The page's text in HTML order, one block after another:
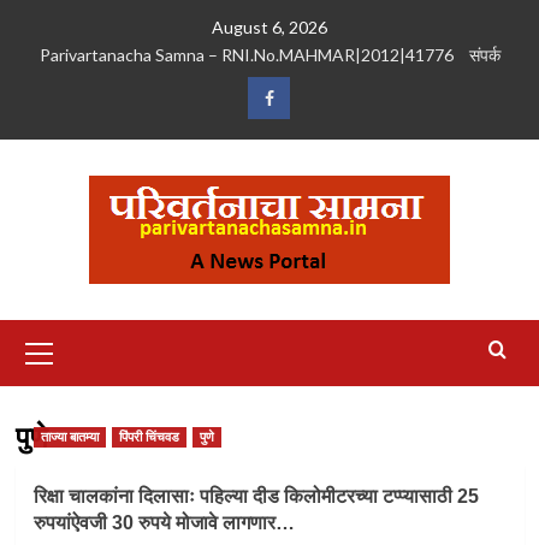
August 6, 2026
Parivartanacha Samna – RNI.No.MAHMAR|2012|41776
संपर्क
Facebook
Menu
पुणेताज्या बातम्या पिंपरी चिंचवड पुणे
रिक्षा चालकांना दिलासाः पहिल्या दीड किलोमीटरच्या टप्प्यासाठी 25
रुपयांऐवजी 30 रुपये मोजावे लागणार…